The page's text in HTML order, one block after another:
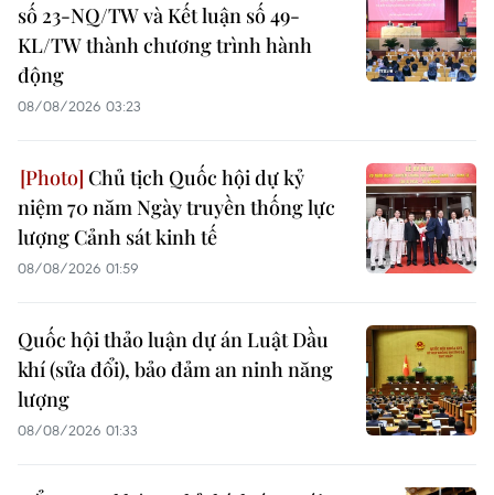
số 23-NQ/TW và Kết luận số 49-
KL/TW thành chương trình hành
động
08/08/2026 03:23
Chủ tịch Quốc hội dự kỷ
niệm 70 năm Ngày truyền thống lực
lượng Cảnh sát kinh tế
08/08/2026 01:59
Quốc hội thảo luận dự án Luật Dầu
khí (sửa đổi), bảo đảm an ninh năng
lượng
08/08/2026 01:33